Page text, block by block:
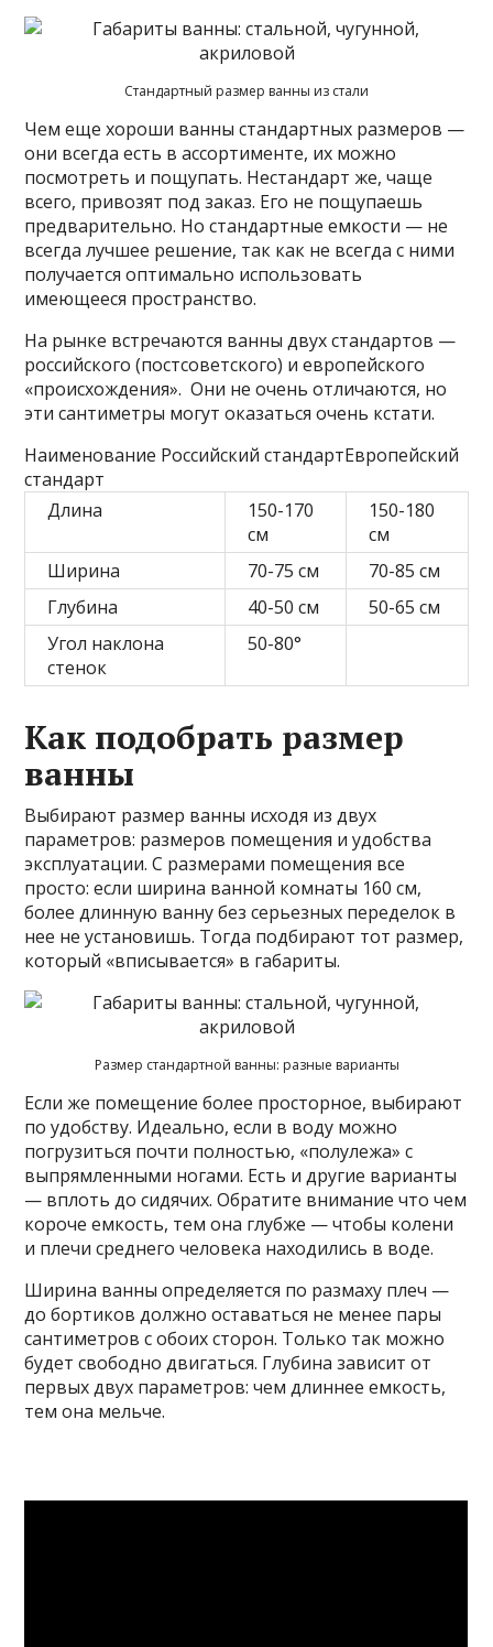
Стандартный размер ванны из стали
Чем еще хороши ванны стандартных размеров —
они всегда есть в ассортименте, их можно
посмотреть и пощупать. Нестандарт же, чаще
всего, привозят под заказ. Его не пощупаешь
предварительно. Но стандартные емкости — не
всегда лучшее решение, так как не всегда с ними
получается оптимально использовать
имеющееся пространство.
На рынке встречаются ванны двух стандартов —
российского (постсоветского) и европейского
«происхождения». Они не очень отличаются, но
эти сантиметры могут оказаться очень кстати.
Наименование Российский стандартЕвропейский
стандарт
Длина
150-170
см
150-180
см
Ширина
70-75 см
70-85 см
Глубина
40-50 см
50-65 см
Угол наклона
стенок
50-80°
Как подобрать размер
ванны
Выбирают размер ванны исходя из двух
параметров: размеров помещения и удобства
эксплуатации. С размерами помещения все
просто: если ширина ванной комнаты 160 см,
более длинную ванну без серьезных переделок в
нее не установишь. Тогда подбирают тот размер,
который «вписывается» в габариты.
Размер стандартной ванны: разные варианты
Если же помещение более просторное, выбирают
по удобству. Идеально, если в воду можно
погрузиться почти полностью, «полулежа» с
выпрямленными ногами. Есть и другие варианты
— вплоть до сидячих. Обратите внимание что чем
короче емкость, тем она глубже — чтобы колени
и плечи среднего человека находились в воде.
Ширина ванны определяется по размаху плеч —
до бортиков должно оставаться не менее пары
сантиметров с обоих сторон. Только так можно
будет свободно двигаться. Глубина зависит от
первых двух параметров: чем длиннее емкость,
тем она мельче.